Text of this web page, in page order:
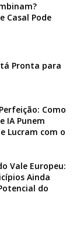
Casal Pode
Pronta para
Como
IA Punem
Lucram com o
Vale Europeu:
Ainda
do